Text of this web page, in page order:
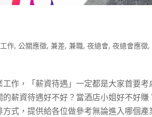
作,公關應徵,兼差,兼職,夜總會,夜總會應徵,
作，「薪資待遇」一定都是大家首要
薪資待遇好不好？當酒店小姐好不好
式，提供給各位做參考無論進入哪個